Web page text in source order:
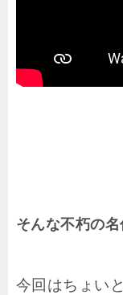
そんな不朽の
今回はちょい